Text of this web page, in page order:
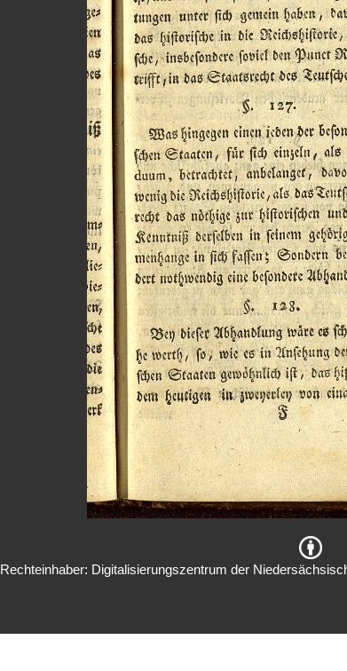
Rechteinhaber: Digitalisierungszentrum der